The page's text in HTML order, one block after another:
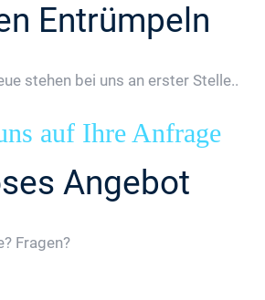
Entrümpeln
stehen bei uns an erster Stelle..
auf Ihre Anfrage
Angebot
Fragen?